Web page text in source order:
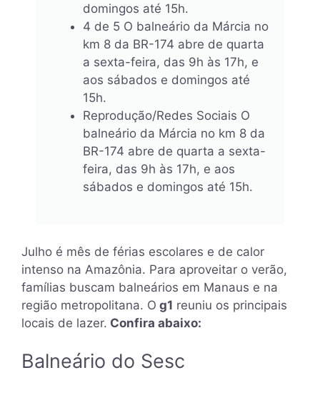
domingos até 15h.
4 de 5 O balneário da Márcia no
km 8 da BR-174 abre de quarta
a sexta-feira, das 9h às 17h, e
aos sábados e domingos até
15h.
Reprodução/Redes Sociais O
balneário da Márcia no km 8 da
BR-174 abre de quarta a sexta-
feira, das 9h às 17h, e aos
sábados e domingos até 15h.
Julho é mês de férias escolares e de calor
intenso na Amazônia. Para aproveitar o verão,
famílias buscam balneários em Manaus e na
região metropolitana. O g1 reuniu os principais
locais de lazer. Confira abaixo:
Balneário do Sesc